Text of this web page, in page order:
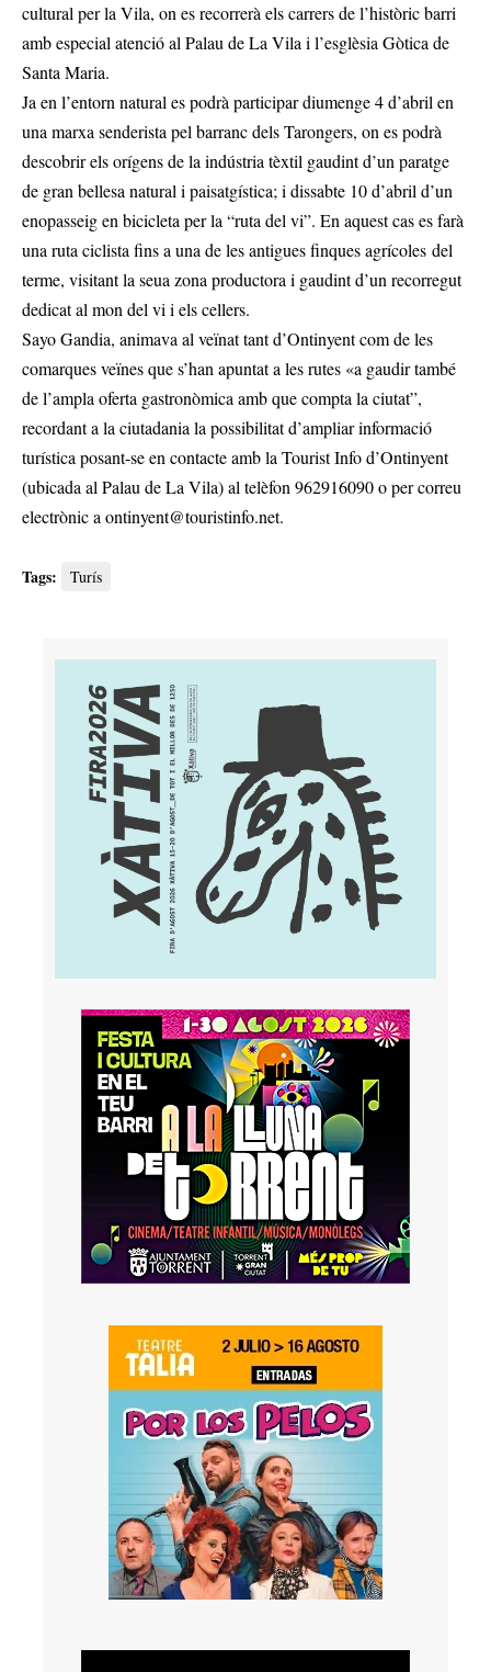
cultural per la Vila, on es recorrerà els carrers de l’històric barri
amb especial atenció al Palau de La Vila i l’esglèsia Gòtica de
Santa Maria.
Ja en l’entorn natural es podrà participar diumenge 4 d’abril en
una marxa senderista pel barranc dels Tarongers, on es podrà
descobrir els orígens de la indústria tèxtil gaudint d’un paratge
de gran bellesa natural i paisatgística; i dissabte 10 d’abril d’un
enopasseig en bicicleta per la “ruta del vi”. En aquest cas es farà
una ruta ciclista fins a una de les antigues finques agrícoles del
terme, visitant la seua zona productora i gaudint d’un recorregut
dedicat al mon del vi i els cellers.
Sayo Gandia, animava al veïnat tant d’Ontinyent com de les
comarques veïnes que s’han apuntat a les rutes «a gaudir també
de l’ampla oferta gastronòmica amb que compta la ciutat”,
recordant a la ciutadania la possibilitat d’ampliar informació
turística posant-se en contacte amb la Tourist Info d’Ontinyent
(ubicada al Palau de La Vila) al telèfon 962916090 o per correu
electrònic aontinyent@touristinfo.net.
Tags: Turís